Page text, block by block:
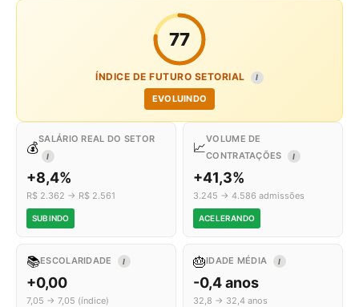
77
ÍNDICE DE FUTURO SETORIAL I
EVOLUINDO
💰
SALÁRIO REAL DO SETOR
I
+8,4%
R$ 2.362 → R$ 2.561
SUBINDO
📈
VOLUME DE
CONTRATAÇÕES
I
+41,3%
3.245 → 4.586 admissões
ACELERANDO
📚ESCOLARIDADE I
+0,00
7,05 → 7,05 (índice)
🎂IDADE MÉDIA I
-0,4 anos
32,8 → 32,4 anos